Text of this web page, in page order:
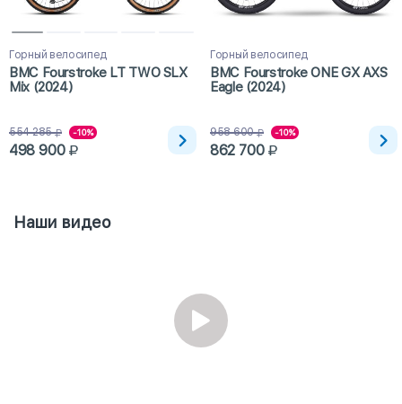
Горный велосипед
BMC Fourstroke LT TWO SLX
Mix (2024)
554 285 -10%
498 900
Горный велосипед
BMC Fourstroke ONE GX AXS
Eagle (2024)
958 600 -10%
862 700
Наши видео